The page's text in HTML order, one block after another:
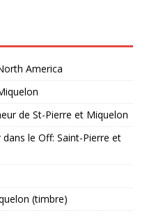
America
de St-Pierre et Miquelon
le Off: Saint-Pierre et
(timbre)